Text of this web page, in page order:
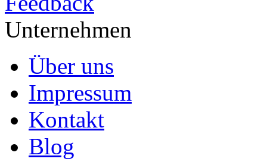
Unternehmen
Über uns
Impressum
Kontakt
Blog